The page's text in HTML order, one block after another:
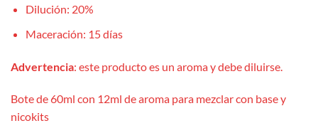
Dilución: 20%
Maceración: 15 días
Advertencia: este producto es un aroma y debe diluirse.
Bote de 60ml con 12ml de aroma para mezclar con base y
nicokits